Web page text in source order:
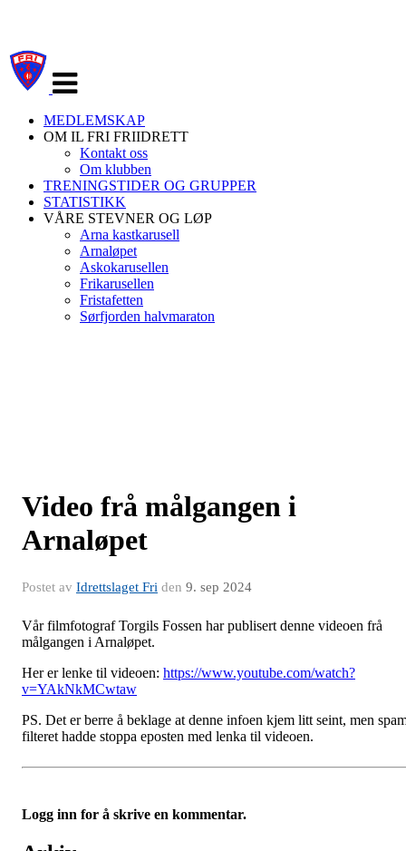
navigasjon
MEDLEMSKAP
OM IL FRI FRIIDRETT
Kontakt oss
Om klubben
TRENINGSTIDER OG GRUPPER
STATISTIKK
VÅRE STEVNER OG LØP
Arna kastkarusell
Arnaløpet
Askokarusellen
Frikarusellen
Fristafetten
Sørfjorden halvmaraton
Video frå målgangen i
Arnaløpet
Postet av Idrettslaget Fri den 9. sep 2024
Vår filmfotograf Torgils Fossen har publisert denne videoen frå
målgangen i Arnaløpet.
Her er lenke til videoen: https://www.youtube.com/watch?
v=YAkNkMCwtaw
PS. Det er berre å beklage at denne infoen kjem litt seint, men
filteret hadde stoppa eposten med lenka til videoen.
Logg inn for å skrive en kommentar.